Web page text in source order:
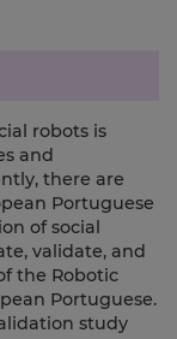
robots is
and
there are
Portuguese
of social
validate, and
the Robotic
Portuguese.
study